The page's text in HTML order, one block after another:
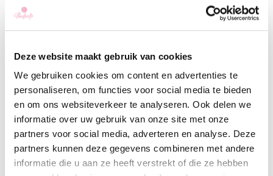
Deze website maakt gebruik van cookies
We gebruiken cookies om content en advertenties te
personaliseren, om functies voor social media te bieden
en om ons websiteverkeer te analyseren. Ook delen we
informatie over uw gebruik van onze site met onze
partners voor social media, adverteren en analyse. Deze
partners kunnen deze gegevens combineren met andere
informatie die u aan ze heeft verstrekt of die ze hebben
Dit najaar is het thema van onze etalage Alice in
Wonderland. Bomen in het bos, het konijn, de